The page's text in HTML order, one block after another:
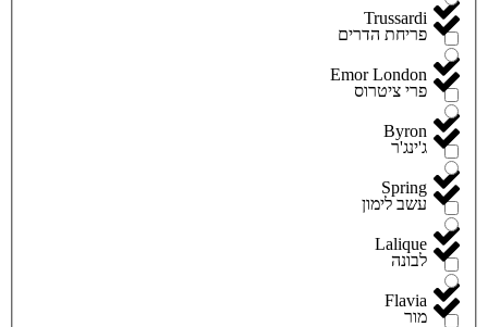
Trussardi
Emor London
Byron
Spring
Lalique
Flavia
פריחת הדרים
פרי ציטרוס
ג'ינג'ר
עשב לימון
לבונה
מור